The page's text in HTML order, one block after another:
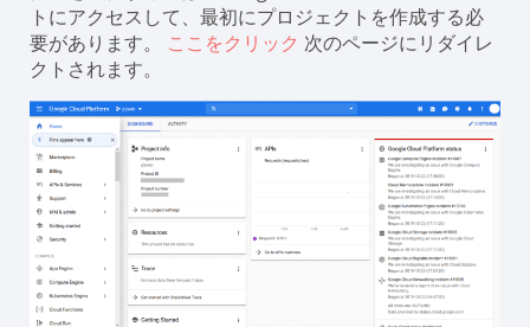
トにアクセスして、最初にプロジェクトを作成する必
要があります。 ここをクリック 次のページにリダイレ
クトされます。